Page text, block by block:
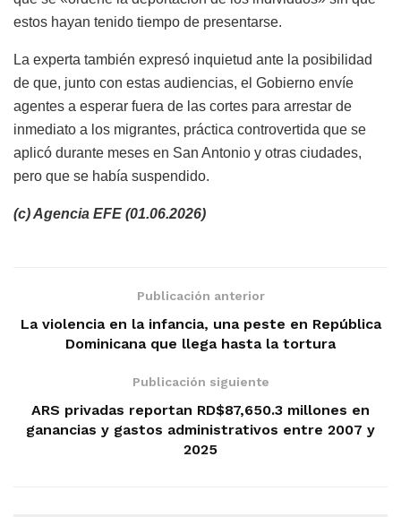
estos hayan tenido tiempo de presentarse.
La experta también expresó inquietud ante la posibilidad
de que, junto con estas audiencias, el Gobierno envíe
agentes a esperar fuera de las cortes para arrestar de
inmediato a los migrantes, práctica controvertida que se
aplicó durante meses en San Antonio y otras ciudades,
pero que se había suspendido.
(c) Agencia EFE (01.06.2026)
Publicación anterior
La violencia en la infancia, una peste en República
Dominicana que llega hasta la tortura
Publicación siguiente
ARS privadas reportan RD$87,650.3 millones en
ganancias y gastos administrativos entre 2007 y
2025